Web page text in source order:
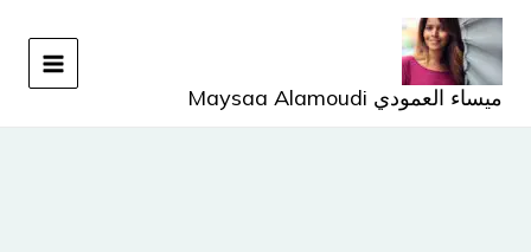
تخطي
المحتوى
ميساء العمودي Maysaa Alamoudi